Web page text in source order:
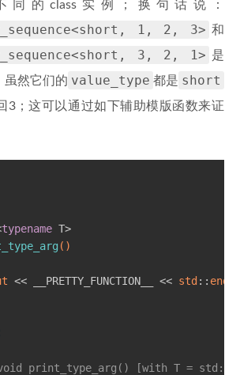
同的class实例；换句话说：
1, 2, 3> 和
3, 2, 1> 是
虽然它们的 value_type 都是 short
3；这可以通过如下辅助模版函数来证
typename T>
()
<< __PRETTY_FUNCTION__ << std :: endl
void print_type_arg() [with T =